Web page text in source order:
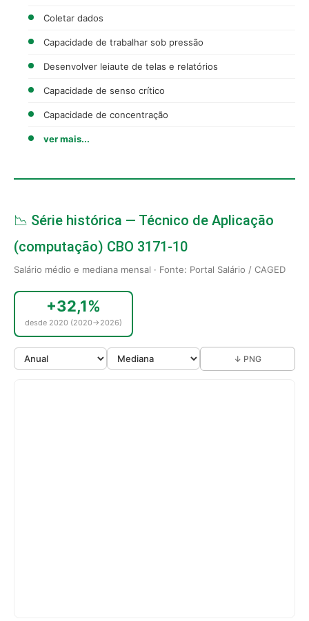
Coletar dados
Capacidade de trabalhar sob pressão
Desenvolver leiaute de telas e relatórios
Capacidade de senso crítico
Capacidade de concentração
ver mais...
📉 Série histórica — Técnico de Aplicação
(computação) CBO 3171-10
Salário médio e mediana mensal · Fonte: Portal Salário / CAGED
+32,1%
desde 2020 (2020→2026)
↓ PNG